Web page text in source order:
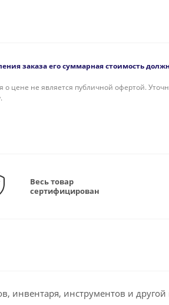
заказа его суммарная стоимость
цене не является публичной офертой.
Весь товар
сертифицирован
инструментов и